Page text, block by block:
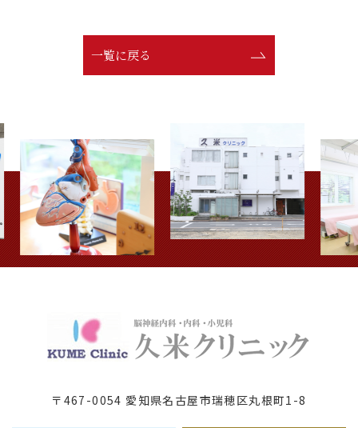
一覧に戻る
〒467-0054 愛知県名古屋市瑞穂区丸根町1-8